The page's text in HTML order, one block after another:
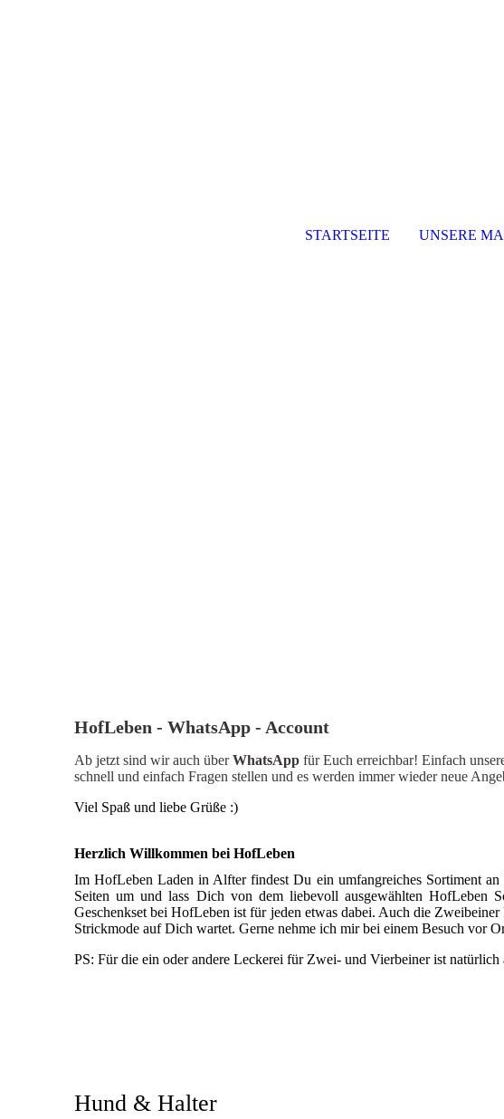
STARTSEITE UNSERE
HofLeben - WhatsApp - Account
Ab jetzt sind wir auch überWhatsApp für Euch erreichbar! Einfach
schnell und einfach Fragen stellen und es werden immer wieder neue
Viel Spaß und liebe Grüße :)
Herzlich Willkommen bei HofLeben
Im HofLeben Laden in Alfter findest Du ein umfangreiches Sortiment
Seiten um und lass Dich von dem liebevoll ausgewählten HofLeben
Geschenkset bei HofLeben ist für jeden etwas dabei. Auch die
Strickmode auf Dich wartet. Gerne nehme ich mir bei einem Besuch vor
PS: Für die ein oder andere Leckerei für Zwei- und Vierbeiner ist natürlich
Hund & Halter